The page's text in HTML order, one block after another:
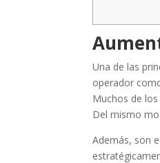
Una de las
operador
Muchos de
Del mismo
Además, son